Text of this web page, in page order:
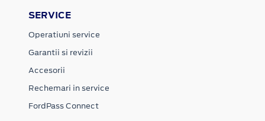
SERVICE
Operatiuni service
Garantii si revizii
Accesorii
Rechemari in service
FordPass Connect